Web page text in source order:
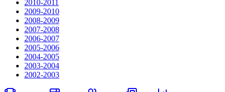
2010-2011
2009-2010
2008-2009
2007-2008
2006-2007
2005-2006
2004-2005
2003-2004
2002-2003